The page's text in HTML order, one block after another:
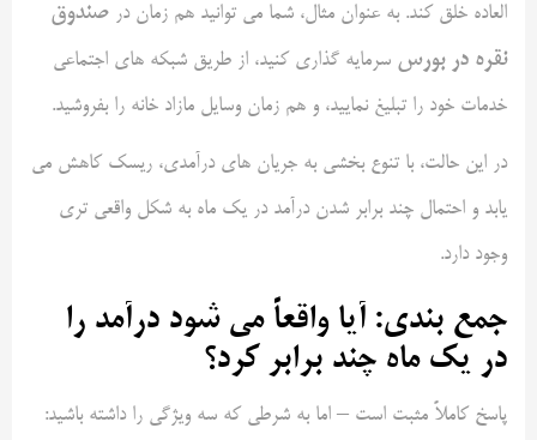
العاده خلق کند. به عنوان مثال، شما می توانید هم زمان در صندوق
نقره در بورس سرمایه گذاری کنید، از طریق شبکه های اجتماعی
خدمات خود را تبلیغ نمایید، و هم زمان وسایل مازاد خانه را بفروشید.
در این حالت، با تنوع بخشی به جریان های درآمدی، ریسک کاهش می
یابد و احتمال چند برابر شدن درآمد در یک ماه به شکل واقعی تری
وجود دارد.
جمع بندی: آیا واقعاً می شود درآمد را
در یک ماه چند برابر کرد؟
پاسخ کاملاً مثبت است – اما به شرطی که سه ویژگی را داشته باشید: